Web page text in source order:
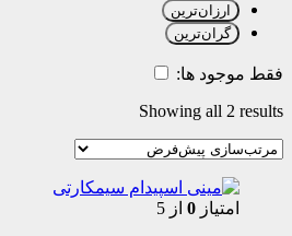
ارزان‌ترین
گران‌ترین
فقط موجود ها:
Showing all 2 results
امتیاز 0 از 5